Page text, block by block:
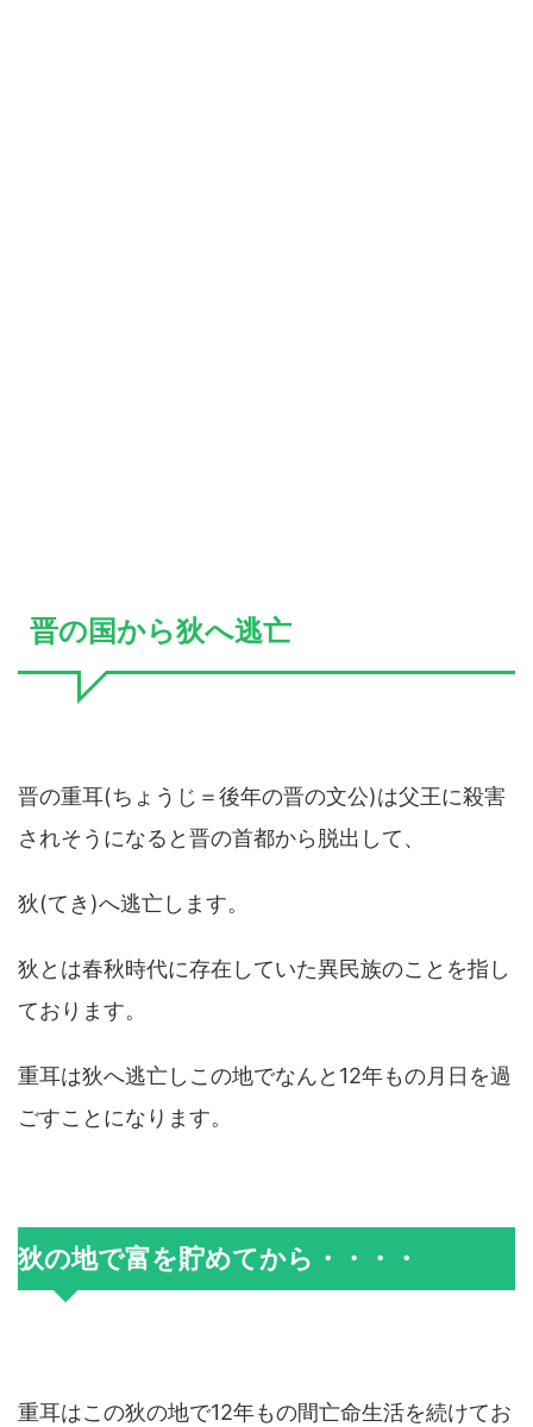
晋の国から狄へ逃亡
晋の重耳(ちょうじ＝後年の晋の文公)は父王に殺害
されそうになると晋の首都から脱出して、
狄(てき)へ逃亡します。
狄とは春秋時代に存在していた異民族のことを指し
ております。
重耳は狄へ逃亡しこの地でなんと12年もの月日を過
ごすことになります。
狄の地で富を貯めてから・・・・
重耳はこの狄の地で12年もの間亡命生活を続けてお